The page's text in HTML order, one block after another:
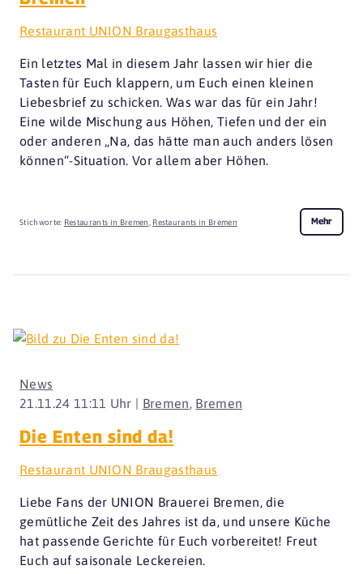
Restaurant UNION Braugasthaus
Ein letztes Mal in diesem Jahr lassen wir hier die
Tasten für Euch klappern, um Euch einen kleinen
Liebesbrief zu schicken. Was war das für ein Jahr!
Eine wilde Mischung aus Höhen, Tiefen und der ein
oder anderen „Na, das hätte man auch anders lösen
können“-Situation. Vor allem aber Höhen.
Stichworte: Restaurants in Bremen Restaurants in Bremen Mehr
21.11.24 11:11 Uhr | Bremen, Bremen
News
Die Enten sind da!
Restaurant UNION Braugasthaus
Liebe Fans der UNION Brauerei Bremen, die
gemütliche Zeit des Jahres ist da, und unsere Küche
hat passende Gerichte für Euch vorbereitet! Freut
Euch auf saisonale Leckereien.